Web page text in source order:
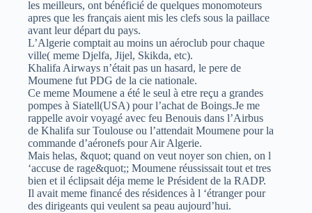
les meilleurs, ont bénéficié de quelques monomoteurs
apres que les français aient mis les clefs sous la paillace
avant leur départ du pays.
L’Algerie comptait au moins un aéroclub pour chaque
ville( meme Djelfa, Jijel, Skikda, etc).
Khalifa Airways n’était pas un hasard, le pere de
Moumene fut PDG de la cie nationale.
Ce meme Moumene a été le seul à etre reçu a grandes
pompes à Siatell(USA) pour l’achat de Boings.Je me
rappelle avoir voyagé avec feu Benouis dans l’Airbus
de Khalifa sur Toulouse ou l’attendait Moumene pour la
commande d’aéronefs pour Air Algerie.
Mais helas, &quot; quand on veut noyer son chien, on l
‘accuse de rage&quot;; Moumene réussissait tout et tres
bien et il éclipsait déja meme le Président de la RADP.
Il avait meme financé des résidences à l ‘étranger pour
des dirigeants qui veulent sa peau aujourd’hui.